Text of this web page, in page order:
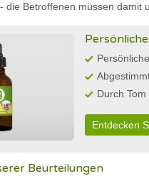
die Betroffenen müssen damit
Durch
Entdecken
Beurteilungen